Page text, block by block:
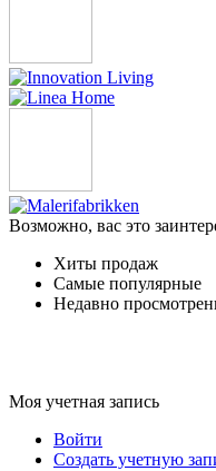
Возможно, вас это
Хиты продаж
Самые популярные
Недавно
Моя учетная запись
Войти
Создать учетную